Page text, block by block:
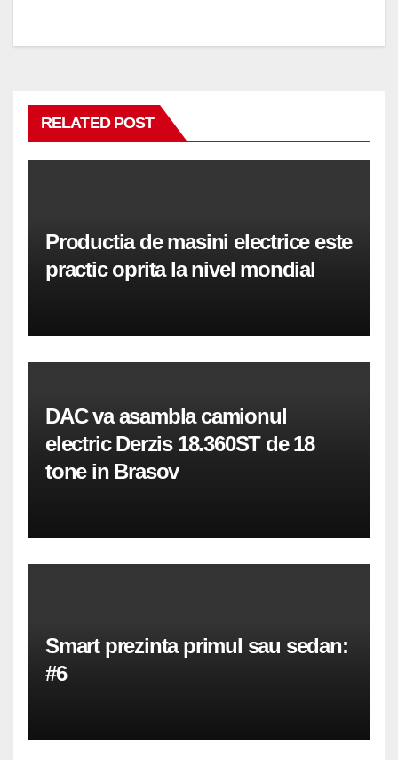
RELATED POST
Productia de masini electrice este
practic oprita la nivel mondial
DAC va asambla camionul
electric Derzis 18.360ST de 18
tone in Brasov
Smart prezinta primul sau sedan:
#6